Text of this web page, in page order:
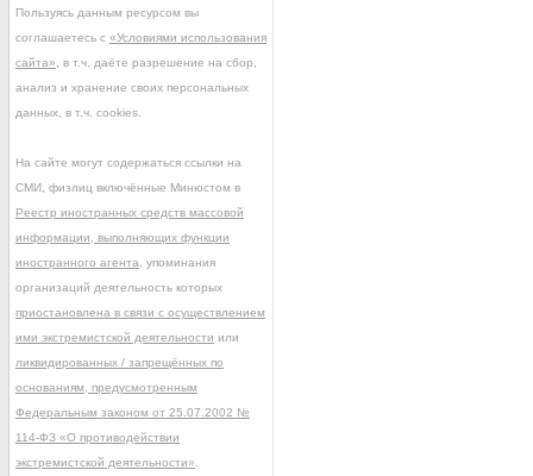
Пользуясь данным ресурсом вы
соглашаетесь с «Условиями использования
сайта» , в т.ч. даёте разрешение на сбор,
анализ и хранение своих персональных
данных, в т.ч. cookies.
На сайте могут содержаться ссылки на
СМИ, физлиц включённые Минюстом в
Реестр иностранных средств массовой
информации, выполняющих функции
иностранного агента , упоминания
организаций деятельность которых
приостановлена в связи с осуществлением
ими экстремистской деятельности или
ликвидированных / запрещённых по
основаниям, предусмотренным
Федеральным законом от 25.07.2002 №
114-ФЗ «О противодействии
экстремистской деятельности»